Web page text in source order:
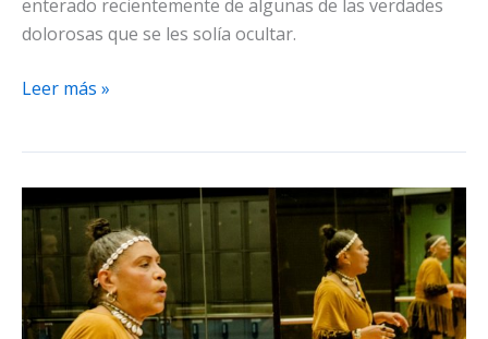
enterado recientemente de algunas de las verdades
dolorosas que se les solía ocultar.
La
sus
formas
Leer más »